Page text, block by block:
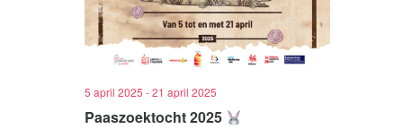
Paaszoektocht 2025
5 april 2025 -21 april 2025